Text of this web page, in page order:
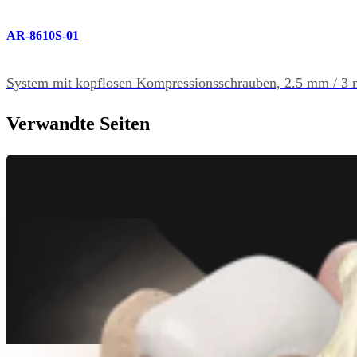
AR-8610S-01
System mit kopflosen Kompressionsschrauben, 2.5 mm / 3
Verwandte Seiten